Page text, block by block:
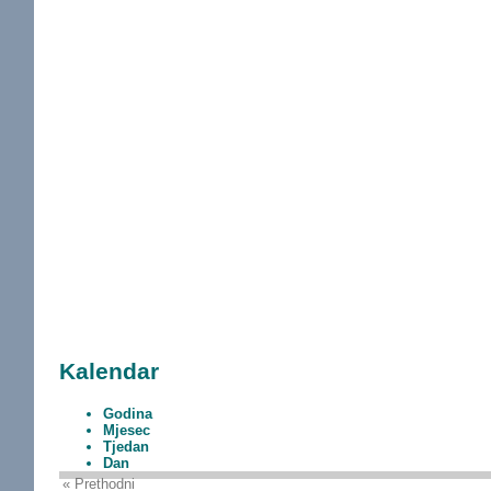
Kalendar
Godina
Mjesec
Tjedan
Dan
« Prethodni